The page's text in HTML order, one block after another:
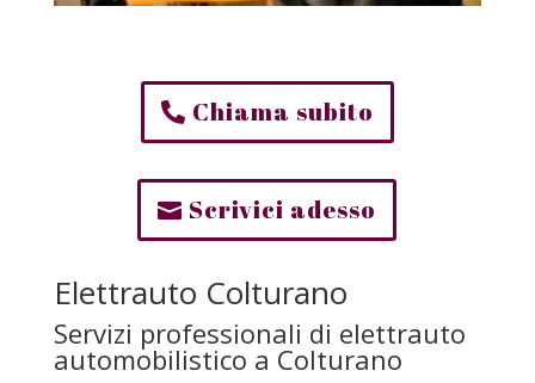
Chiama subito
Scrivici adesso
Elettrauto Colturano
Servizi professionali di elettrauto
automobilistico a Colturano